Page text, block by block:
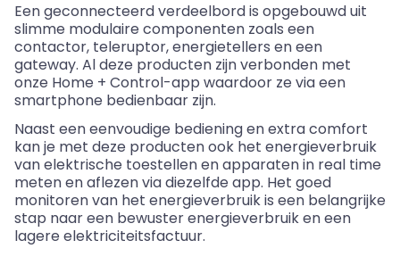
Een geconnecteerd verdeelbord is opgebouwd uit
slimme modulaire componenten zoals een
contactor, teleruptor, energietellers en een
gateway. Al deze producten zijn verbonden met
onze Home + Control-app waardoor ze via een
smartphone bedienbaar zijn.
Naast een eenvoudige bediening en extra comfort
kan je met deze producten ook het energieverbruik
van elektrische toestellen en apparaten in real time
meten en aflezen via diezelfde app. Het goed
monitoren van het energieverbruik is een belangrijke
stap naar een bewuster energieverbruik en een
lagere elektriciteitsfactuur.